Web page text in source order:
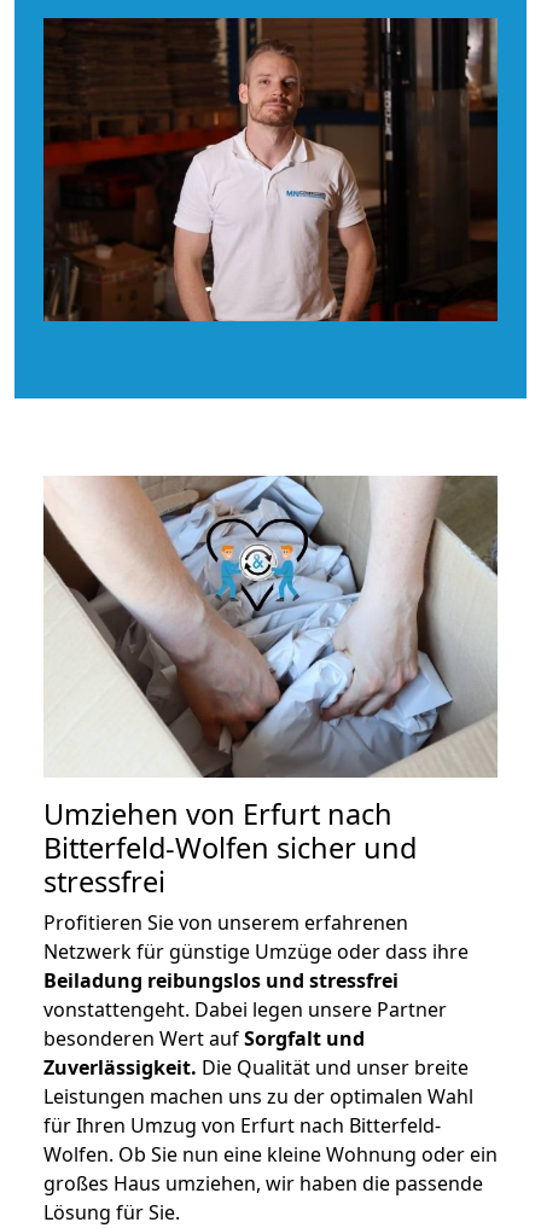
Umziehen von Erfurt nach
Bitterfeld-Wolfen sicher und
stressfrei
Profitieren Sie von unserem erfahrenen
Netzwerk für günstige Umzüge oder dass ihre
Beiladung reibungslos und stressfrei
vonstattengeht. Dabei legen unsere Partner
besonderen Wert aufSorgfalt und
Zuverlässigkeit. Die Qualität und unser breite
Leistungen machen uns zu der optimalen Wahl
für Ihren Umzug von Erfurt nach Bitterfeld-
Wolfen. Ob Sie nun eine kleine Wohnung oder ein
großes Haus umziehen, wir haben die passende
Lösung für Sie.